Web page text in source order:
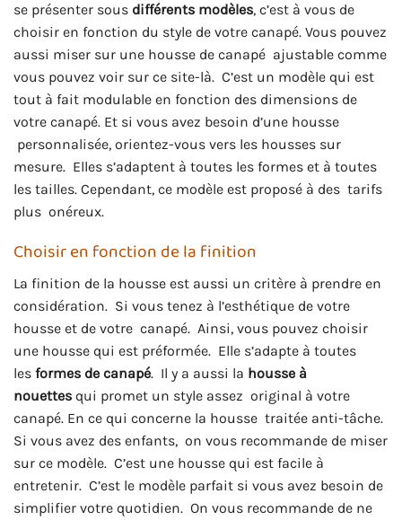
se présenter sous différents modèles, c’est à vous de
choisir en fonction du style de votre canapé. Vous pouvez
aussi miser sur une housse de canapé ajustable comme
vous pouvez voir sur ce site-là. C’est un modèle qui est
tout à fait modulable en fonction des dimensions de
votre canapé. Et si vous avez besoin d’une housse
personnalisée, orientez-vous vers les housses sur
mesure. Elles s’adaptent à toutes les formes et à toutes
les tailles. Cependant, ce modèle est proposé à des tarifs
plus onéreux.
Choisir en fonction de la finition
La finition de la housse est aussi un critère à prendre en
considération. Si vous tenez à l’esthétique de votre
housse et de votre canapé. Ainsi, vous pouvez choisir
une housse qui est préformée. Elle s’adapte à toutes
les formes de canapé. Il y a aussi la housse à
nouettes qui promet un style assez original à votre
canapé. En ce qui concerne la housse traitée anti-tâche.
Si vous avez des enfants, on vous recommande de miser
sur ce modèle. C’est une housse qui est facile à
entretenir. C’est le modèle parfait si vous avez besoin de
simplifier votre quotidien. On vous recommande de ne